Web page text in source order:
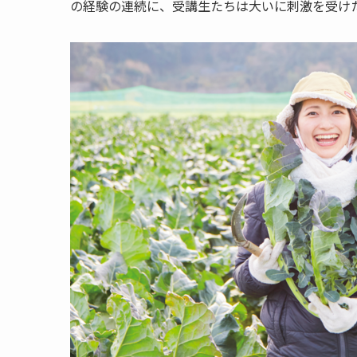
の経験の連続に、受講生たちは大いに刺激を受け